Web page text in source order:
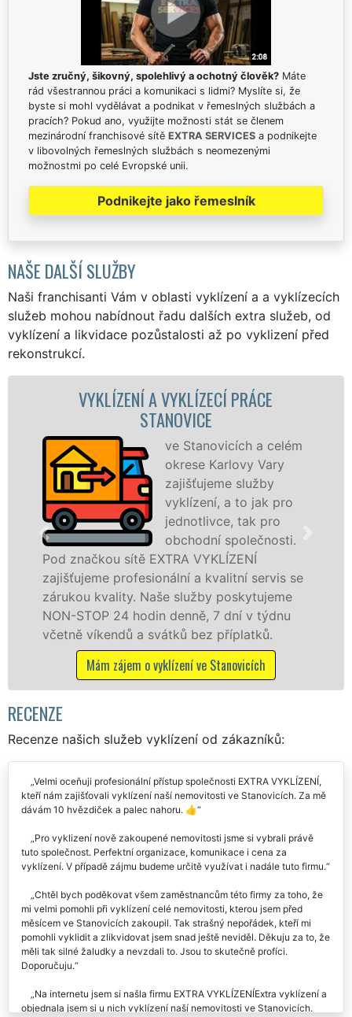
Jste zručný, šikovný, spolehlivý a ochotný člověk? Máte
rád všestrannou práci a komunikaci s lidmi? Myslíte si, že
byste si mohl vydělávat a podnikat v řemeslných službách a
pracích? Pokud ano, využijte možnosti stát se členem
mezinárodní franchisové sítě EXTRA SERVICES a podnikejte
v libovolných řemeslných službách s neomezenými
možnostmi po celé Evropské unii.
Podnikejte jako řemeslník
NAŠE DALŠÍ SLUŽBY
Naši franchisanti Vám v oblasti vyklízení a a vyklízecích
služeb mohou nabídnout řadu dalších extra služeb, od
vyklízení a likvidace pozůstalosti až po vyklizení před
rekonstrukcí.
A VYKLÍZECÍ PRÁCE
ve Stanovicích a celém
okrese Karlovy Vary
zajišťujeme služby
vyklízení, a to jak pro
jednotlivce, tak pro
obchodní společnosti.
EXTRA VYKLÍZENÍ
a kvalitní servis se
Naše služby poskytujeme
hodin denně, 7 dní v týdnu
a svátků bez příplatků.
o vyklízení ve Stanovicích
VYKLÍZECÍ
ve Stanovicích
službu jak
osobám se
práce, a to
Mám zájem
RECENZE
Recenze našich služeb vyklízení od zákazníků:
Velmi oceňuji profesionální přístup společnosti EXTRA VYKLÍZENÍ,
kteří nám zajišťovali vyklízení naší nemovitosti ve Stanovicích. Za mě
dávám 10 hvězdiček a palec nahoru. 👍
Pro vyklizení nově zakoupené nemovitosti jsme si vybrali právě
tuto společnost. Perfektní organizace, komunikace i cena za
vyklízení. V případě zájmu budeme určitě využívat i nadále tuto firmu.
Chtěl bych poděkovat všem zaměstnancům této firmy za toho, že
mi velmi pomohli při vyklízení celé nemovitosti, kterou jsem před
měsícem ve Stanovicích zakoupil. Tak strašný nepořádek, kteří mi
pomohli vyklidit a zlikvidovat jsem snad ještě neviděl. Děkuju za to, že
měli tak silné žaludky a nevzdali to. Jsou to skutečně profíci.
Doporučuju.
Na internetu jsem si našla firmu EXTRA VYKLÍZENÍExtra vyklízení a
objednala jsem si u nich vyklízení naší nemovitosti ve Stanovicích.